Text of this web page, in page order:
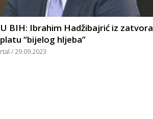
BIH: Ibrahim Hadžibajrić iz zatvora
“bijelog hljeba”
29.09.2023